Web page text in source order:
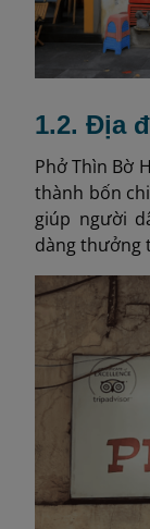
1.2. Địa
Phở Thìn Bờ
thành bốn
giúp người
dàng thưởng